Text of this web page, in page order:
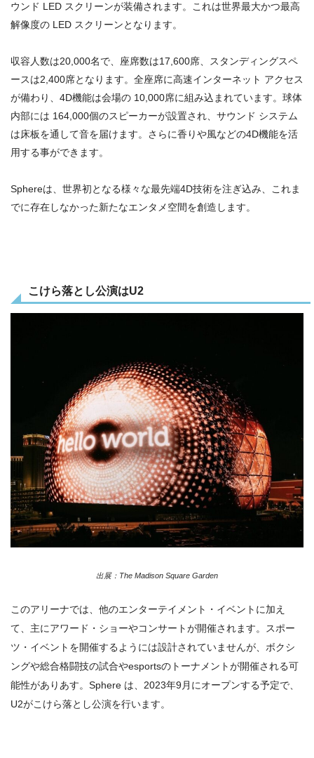
ウンド LED スクリーンが装備されます。これは世界最大かつ最高
解像度の LED スクリーンとなります。
収容人数は20,000名で、座席数は17,600席、スタンディングスペ
ースは2,400席となります。全座席に高速インターネット アクセス
が備わり、4D機能は会場の 10,000席に組み込まれています。球体
内部には 164,000個のスピーカーが設置され、サウンド システム
は床板を通して音を届けます。さらに香りや風などの4D機能を活
用する事ができます。
Sphereは、世界初となる様々な最先端4D技術を注ぎ込み、これま
でに存在しなかった新たなエンタメ空間を創造します。
こけら落とし公演はU2
出展：The Madison Square Garden
このアリーナでは、他のエンターテイメント・イベントに加え
て、主にアワード・ショーやコンサートが開催されます。スポー
ツ・イベントを開催するようには設計されていませんが、ボクシ
ングや総合格闘技の試合やesportsのトーナメントが開催される可
能性がありあす。Sphere は、2023年9月にオープンする予定で、
U2がこけら落とし公演を行います。